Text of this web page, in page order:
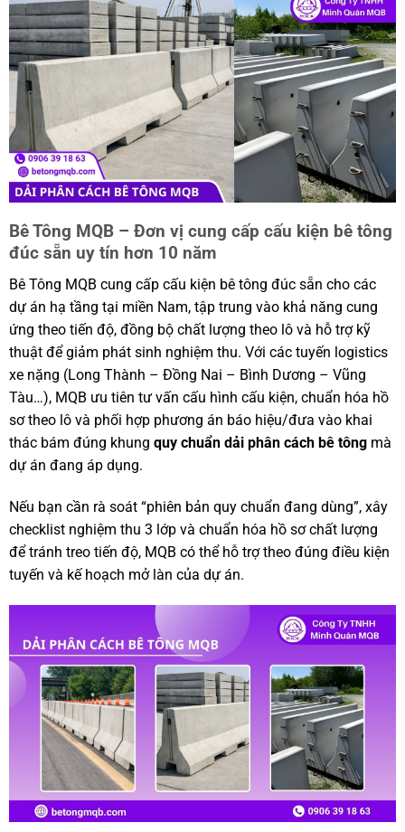
Bê Tông MQB – Đơn vị cung cấp cấu kiện bê tông
đúc sẵn uy tín hơn 10 năm
Bê Tông MQB cung cấp cấu kiện bê tông đúc sẵn cho các
dự án hạ tầng tại miền Nam, tập trung vào khả năng cung
ứng theo tiến độ, đồng bộ chất lượng theo lô và hỗ trợ kỹ
thuật để giảm phát sinh nghiệm thu. Với các tuyến logistics
xe nặng (Long Thành – Đồng Nai – Bình Dương – Vũng
Tàu…), MQB ưu tiên tư vấn cấu hình cấu kiện, chuẩn hóa hồ
sơ theo lô và phối hợp phương án báo hiệu/đưa vào khai
thác bám đúng khung quy chuẩn dải phân cách bê tôngmà
dự án đang áp dụng.
Nếu bạn cần rà soát “phiên bản quy chuẩn đang dùng”, xây
checklist nghiệm thu 3 lớp và chuẩn hóa hồ sơ chất lượng
để tránh treo tiến độ, MQB có thể hỗ trợ theo đúng điều kiện
tuyến và kế hoạch mở làn của dự án.